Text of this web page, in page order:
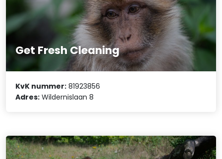
Get Fresh Cleaning
KvK nummer: 81923856
Adres: Wildernislaan 8